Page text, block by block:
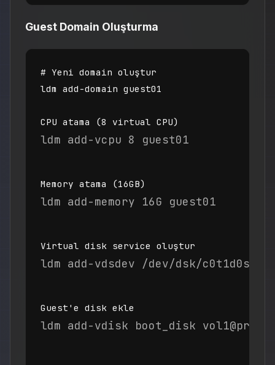
Guest Domain Oluşturma
# Yeni domain oluştur
ldm add-domain guest01
CPU atama (8 virtual CPU)
ldm add-vcpu 8 guest01
Memory atama (16GB)
ldm add-memory 16G guest01
Virtual disk service oluştur
ldm add-vdsdev /dev/dsk/c0t1d0s2
Guest'e disk ekle
ldm add-vdisk boot_disk